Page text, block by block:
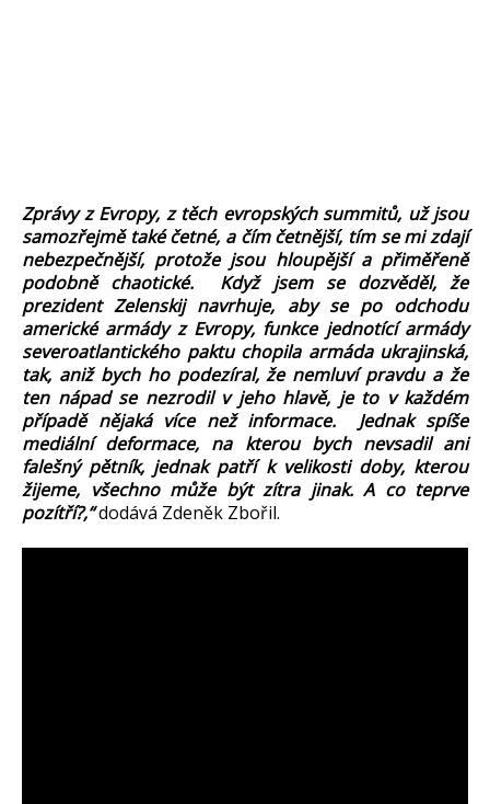
Zprávy z Evropy, z těch evropských summitů, už jsou
samozřejmě také četné, a čím četnější, tím se mi zdají
nebezpečnější, protože jsou hloupější a přiměřeně
podobně chaotické. Když jsem se dozvěděl, že
prezident Zelenskij navrhuje, aby se po odchodu
americké armády z Evropy, funkce jednotící armády
severoatlantického paktu chopila armáda ukrajinská,
tak, aniž bych ho podezíral, že nemluví pravdu a že
ten nápad se nezrodil v jeho hlavě, je to v každém
případě nějaká více než informace. Jednak spíše
mediální deformace, na kterou bych nevsadil ani
falešný pětník, jednak patří k velikosti doby, kterou
žijeme, všechno může být zítra jinak. A co teprve
pozítří?,“dodává Zdeněk Zbořil.